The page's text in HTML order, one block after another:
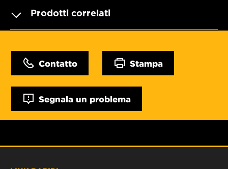
Prodotti correlati
Contatto Stampa
Segnala un problema